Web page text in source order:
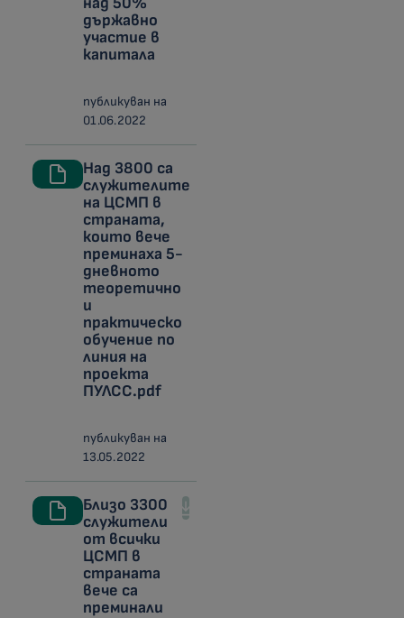
държавно
участие в
капитала
публикуван на
01.06.2022
Над 3800 са
служителите
на ЦСМП в
страната,
които вече
преминаха 5-
дневното
теоретично
и
практическо
обучение по
линия на
проекта
ПУЛСС.pdf
публикуван на
13.05.2022
Близо 3300
служители
от всички
ЦСМП в
страната
вече са
преминали